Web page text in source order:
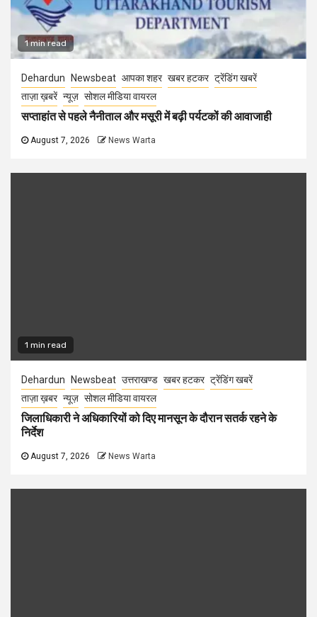
1 min read
Dehardun Newsbeat आपका शहर खबर हटकर ट्रेंडिंग खबरें
ताज़ा ख़बरें न्यूज़ सोशल मीडिया वायरल
सप्ताहांत से पहले नैनीताल और मसूरी में बढ़ी पर्यटकों की आवाजाही
August 7, 2026 News Warta
1 min read
Dehardun Newsbeat उत्तराखण्ड खबर हटकर ट्रेंडिंग खबरें
ताज़ा ख़बर न्यूज़ सोशल मीडिया वायरल
जिलाधिकारी ने अधिकारियों को दिए मानसून के दौरान सतर्क रहने के
निर्देश
August 7, 2026 News Warta